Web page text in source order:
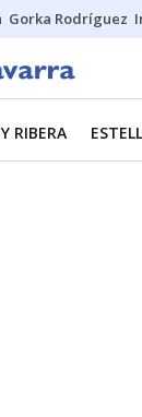
Gorka Rodríguez
RIBERA